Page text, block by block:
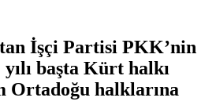
İşçi Partisi PKK’nin
başta Kürt halkı
Ortadoğu halklarına